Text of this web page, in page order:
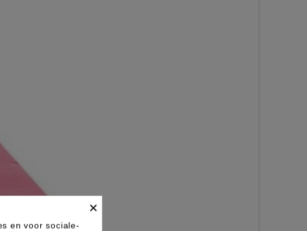
×
en voor sociale-